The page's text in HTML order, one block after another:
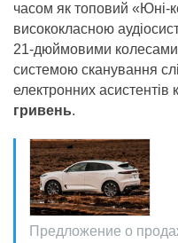
часом як топовий «Юні-
висококласною
21-дюймовими
системою сканування
електронних асистентів
гривень.
Предложение о